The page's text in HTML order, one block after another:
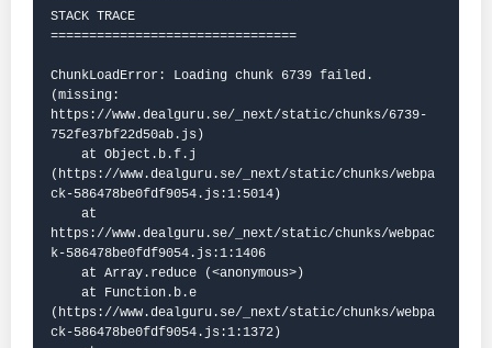
STACK TRACE
================================
ChunkLoadError: Loading chunk 6739 failed.
(missing:
https://www.dealguru.se/_next/static/chunks/6739-
752fe37bf22d50ab.js)
(https://www.dealguru.se/_next/static/chunks/webpa
ck-586478be0fdf9054.js:1:5014)
https://www.dealguru.se/_next/static/chunks/webpac
k-586478be0fdf9054.js:1:1406
(https://www.dealguru.se/_next/static/chunks/webpa
ck-586478be0fdf9054.js:1:1372)